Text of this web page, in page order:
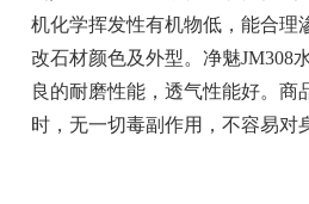
机化学挥发性有机物低，能合理
改石材颜色及外型。净魅JM308
良的耐磨性能，透气性能好。商
时，无一切毒副作用，不容易对